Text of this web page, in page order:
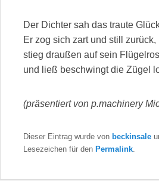
Der Dichter sah das traute
Er zog sich zart und still zurück,
stieg draußen auf sein
und ließ beschwingt die Zügel
(präsentiert von p.machinery
Dieser Eintrag wurde von beckinsale
Lesezeichen für den Permalink